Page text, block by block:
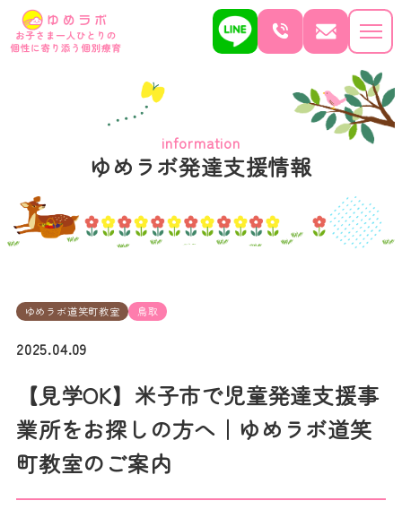
information
ゆめラボ発達支援情報
ゆめラボ道笑町教室 鳥取
2025.04.09
【見学OK】米子市で児童発達支援事
業所をお探しの方へ｜ゆめラボ道笑
町教室のご案内